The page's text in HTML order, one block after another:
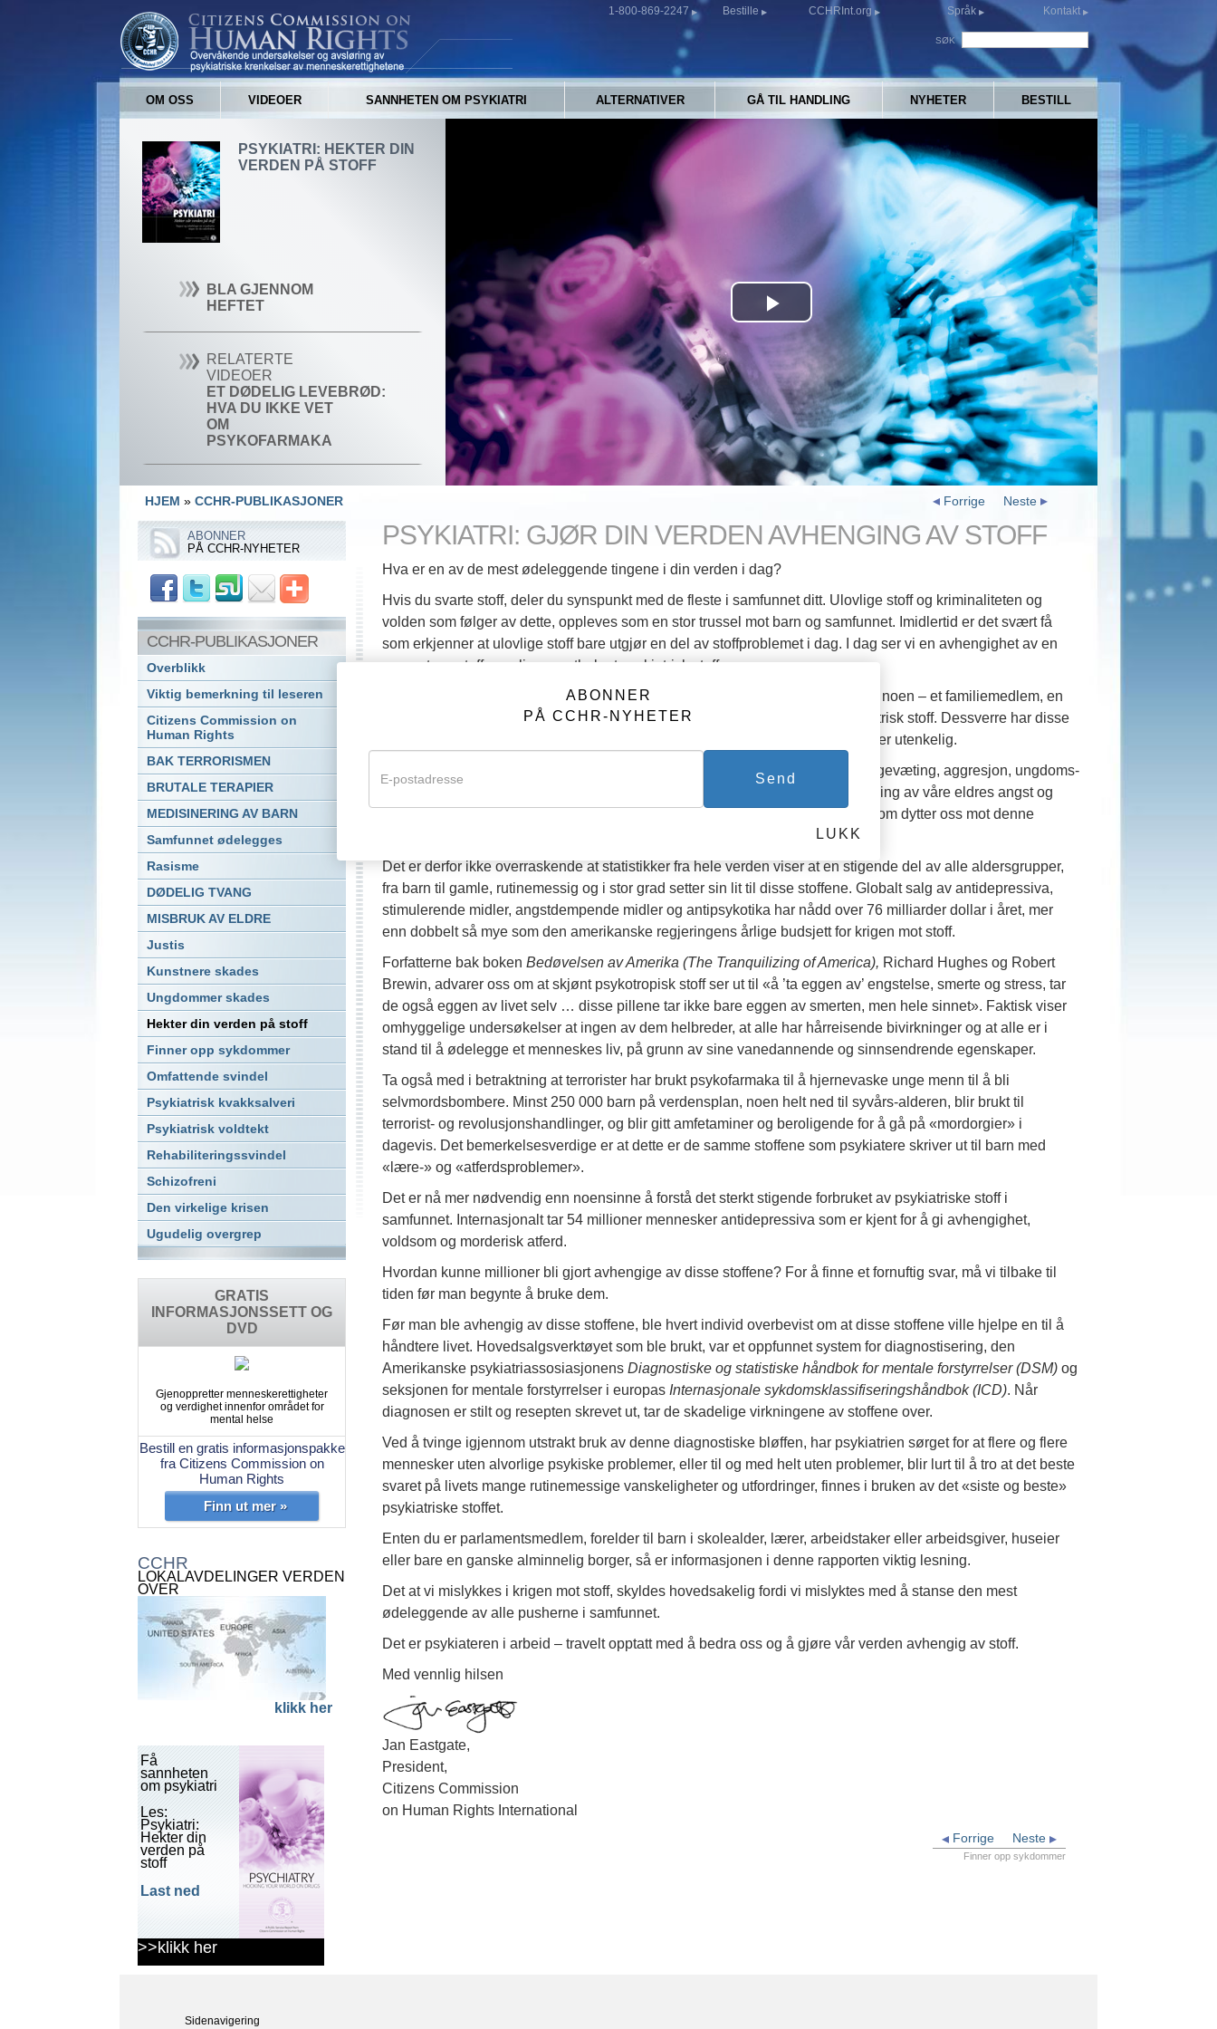
1-800-869-2247 Bestille CCHRInt.org Språk Kontakt
SØK
OM OSS VIDEOER SANNHETEN OM PSYKIATRI ALTERNATIVER GÅ TIL HANDLING NYHETER BESTILL
PSYKIATRI: HEKTER DIN
VERDEN PÅ STOFF
BLA GJENNOM
HEFTET
RELATERTE
VIDEOER
ET DØDELIG LEVEBRØD:
HVA DU IKKE VET
OM
PSYKOFARMAKA
Play
Video
HJEM » CCHR-PUBLIKASJONER Neste
Forrige
PSYKIATRI: GJØR DIN VERDEN AVHENGING AV STOFF
Hva er en av de mest ødeleggende tingene i din verden i dag?
Hvis du svarte stoff, deler du synspunkt med de fleste i samfunnet ditt. Ulovlige stoff og kriminaliteten og
volden som følger av dette, oppleves som en stor trussel mot barn og samfunnet. Imidlertid er det svært få
som erkjenner at ulovlige stoff bare utgjør en del av stoffproblemet i dag. I dag ser vi en avhengighet av en
annen type stoff, nemlig reseptbelagt psykiatrisk stoff.
Mens de engang var forbeholdt de sinnslidende, er det i dag vanskelig å finne noen – et familiemedlem, en
venn eller nabo – som ikke har tatt en eller annen form for reseptbelagt psykiatrisk stoff. Dessverre har disse
blitt en så vesentlig del av mange menneskers tilværelse, at «et liv uten stoff» er utenkelig.
Nå til dags blir de foreskrevet for alt fra lærevansker og dårlig oppførsel til sengevæting, aggresjon, ungdoms-
og annen kriminalitet, stoffavhengighet og røyking. De brukes også til behandling av våre eldres angst og
problemer. Fra vugge til grav utsettes vi for et bombardement av informasjon som dytter oss mot denne
Det er derfor ikke overraskende at statistikker fra hele verden viser at en stigende del av alle aldersgrupper,
fra barn til gamle, rutinemessig og i stor grad setter sin lit til disse stoffene. Globalt salg av antidepressiva,
stimulerende midler, angstdempende midler og antipsykotika har nådd over 76 milliarder dollar i året, mer
enn dobbelt så mye som den amerikanske regjeringens årlige budsjett for krigen mot stoff.
Forfatterne bak boken Bedøvelsen av Amerika (The Tranquilizing of America), Richard Hughes og Robert
Brewin, advarer oss om at skjønt psykotropisk stoff ser ut til «å ’ta eggen av’ engstelse, smerte og stress, tar
de også eggen av livet selv … disse pillene tar ikke bare eggen av smerten, men hele sinnet». Faktisk viser
omhyggelige undersøkelser at ingen av dem helbreder, at alle har hårreisende bivirkninger og at alle er i
stand til å ødelegge et menneskes liv, på grunn av sine vanedannende og sinnsendrende egenskaper.
Ta også med i betraktning at terrorister har brukt psykofarmaka til å hjernevaske unge menn til å bli
selvmordsbombere. Minst 250 000 barn på verdensplan, noen helt ned til syvårs-alderen, blir brukt til
terrorist- og revolusjonshandlinger, og blir gitt amfetaminer og beroligende for å gå på «mordorgier» i
dagevis. Det bemerkelsesverdige er at dette er de samme stoffene som psykiatere skriver ut til barn med
«lære-» og «atferdsproblemer».
Det er nå mer nødvendig enn noensinne å forstå det sterkt stigende forbruket av psykiatriske stoff i
samfunnet. Internasjonalt tar 54 millioner mennesker antidepressiva som er kjent for å gi avhengighet,
voldsom og morderisk atferd.
Hvordan kunne millioner bli gjort avhengige av disse stoffene? For å finne et fornuftig svar, må vi tilbake til
tiden før man begynte å bruke dem.
Før man ble avhengig av disse stoffene, ble hvert individ overbevist om at disse stoffene ville hjelpe en til å
håndtere livet. Hovedsalgsverktøyet som ble brukt, var et oppfunnet system for diagnostisering, den
Amerikanske psykiatriassosiasjonens Diagnostiske og statistiske håndbok for mentale forstyrrelser (DSM) og
seksjonen for mentale forstyrrelser i europas Internasjonale sykdomsklassifiseringshåndbok (ICD). Når
diagnosen er stilt og resepten skrevet ut, tar de skadelige virkningene av stoffene over.
Ved å tvinge igjennom utstrakt bruk av denne diagnostiske bløffen, har psykiatrien sørget for at flere og flere
mennesker uten alvorlige psykiske problemer, eller til og med helt uten problemer, blir lurt til å tro at det beste
svaret på livets mange rutinemessige vanskeligheter og utfordringer, finnes i bruken av det «siste og beste»
psykiatriske stoffet.
Enten du er parlamentsmedlem, forelder til barn i skolealder, lærer, arbeidstaker eller arbeidsgiver, huseier
eller bare en ganske alminnelig borger, så er informasjonen i denne rapporten viktig lesning.
Det at vi mislykkes i krigen mot stoff, skyldes hovedsakelig fordi vi mislyktes med å stanse den mest
ødeleggende av alle pusherne i samfunnet.
Det er psykiateren i arbeid – travelt opptatt med å bedra oss og å gjøre vår verden avhengig av stoff.
Med vennlig hilsen
Jan Eastgate,
President,
Citizens Commission
on Human Rights International
Neste
Forrige
Finner opp sykdommer
ABONNER
PÅ CCHR-NYHETER
CCHR-PUBLIKASJONER
Overblikk
Viktig bemerkning til leseren
Citizens Commission on
Human Rights
BAK TERRORISMEN
BRUTALE TERAPIER
MEDISINERING AV BARN
Samfunnet ødelegges
Rasisme
DØDELIG TVANG
MISBRUK AV ELDRE
Justis
Kunstnere skades
Ungdommer skades
Hekter din verden på stoff
Finner opp sykdommer
Omfattende svindel
Psykiatrisk kvakksalveri
Psykiatrisk voldtekt
Rehabiliteringssvindel
Schizofreni
Den virkelige krisen
Ugudelig overgrep
GRATIS
INFORMASJONSSETT OG
DVD
Gjenoppretter menneskerettigheter
og verdighet innenfor området for
mental helse
Bestill en gratis informasjonspakke
fra Citizens Commission on
Human Rights
Finn ut mer »
CCHR
LOKALAVDELINGER VERDEN
OVER
klikk her
Få
sannheten
om psykiatri
Les:
Psykiatri:
Hekter din
verden på
stoff
Last ned
>>klikk her
Sidenavigering
ABONNER
PÅ CCHR-NYHETER
Send
LUKK